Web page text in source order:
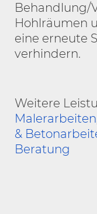
Behandlung/
Hohlräumen
eine erneute
verhindern.
Weitere
Malerarbeiten
&
Beratung